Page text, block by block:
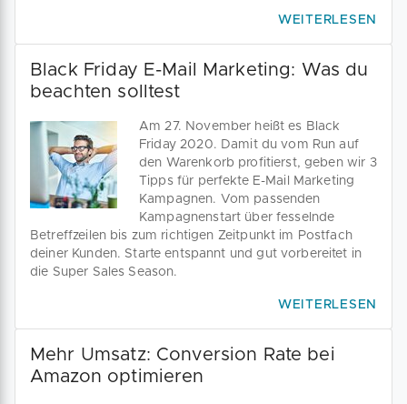
WEITERLESEN
Black Friday E-Mail Marketing: Was du
beachten solltest
Am 27. November heißt es Black
Friday 2020. Damit du vom Run auf
den Warenkorb profitierst, geben wir 3
Tipps für perfekte E-Mail Marketing
Kampagnen. Vom passenden
Kampagnenstart über fesselnde
Betreffzeilen bis zum richtigen Zeitpunkt im Postfach
deiner Kunden. Starte entspannt und gut vorbereitet in
die Super Sales Season.
WEITERLESEN
Mehr Umsatz: Conversion Rate bei
Amazon optimieren